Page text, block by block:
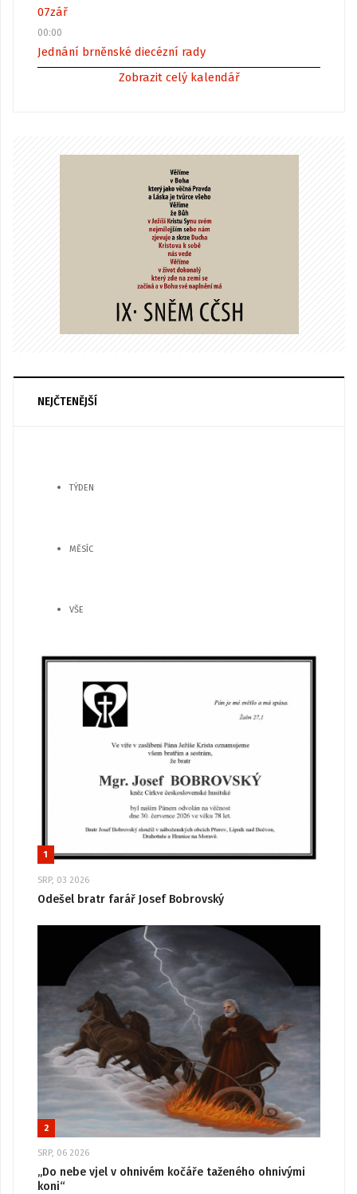
07zář
00:00
Jednání brněnské diecézní rady
Zobrazit celý kalendář
NEJČTENĚJŠÍ
TÝDEN
MĚSÍC
VŠE
1
SRP, 03 2026
Odešel bratr farář Josef Bobrovský
2
SRP, 06 2026
„Do nebe vjel v ohnivém kočáře taženého ohnivými
koni“